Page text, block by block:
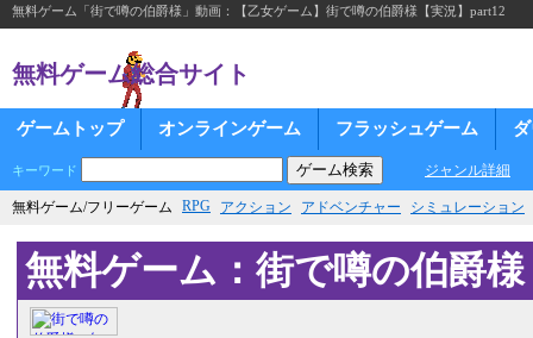
無料ゲーム「街で噂の伯爵様」動画：【乙女ゲーム】街で噂の伯爵様【実況】part12
無料ゲーム総合サイト
ゲームトップ オンラインゲーム フラッシュゲーム
キーワード ジャンル詳細
無料ゲーム/フリーゲーム RPG アクション アドベンチャー シミュレーション
無料ゲーム：街で噂の伯爵様